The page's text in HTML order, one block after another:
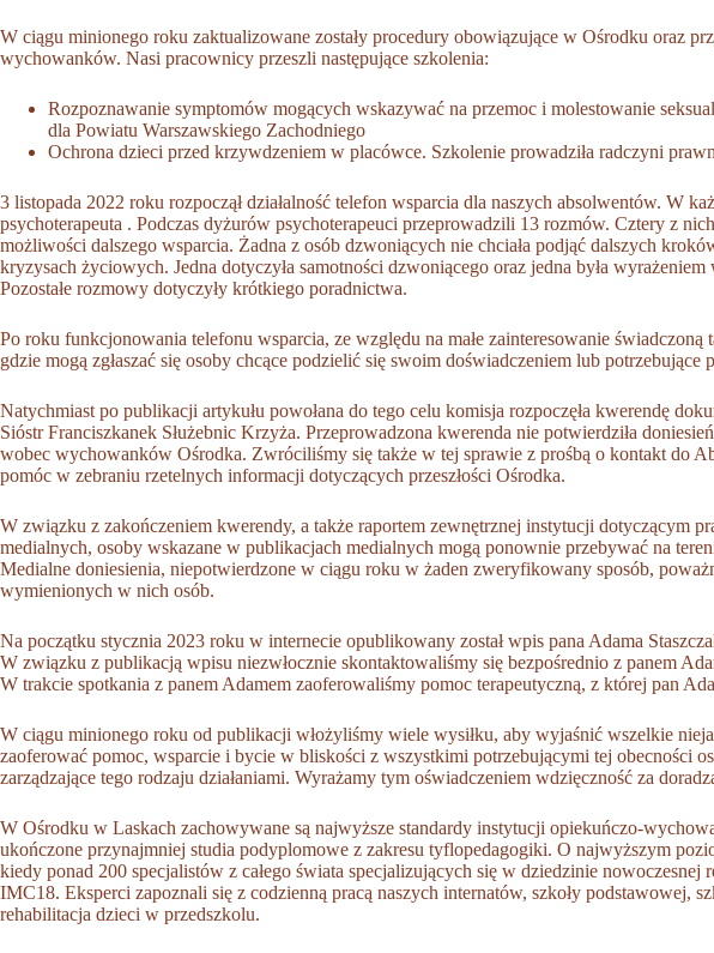
W ciągu minionego roku zaktualizowane zostały procedury obowiązujące w Ośrodku oraz
wychowanków. Nasi pracownicy przeszli następujące szkolenia:
Rozpoznawanie symptomów mogących wskazywać na przemoc i molestowanie
dla Powiatu Warszawskiego Zachodniego
Ochrona dzieci przed krzywdzeniem w placówce. Szkolenie prowadziła radczyni
3 listopada 2022 roku rozpoczął działalność telefon wsparcia dla naszych absolwentów. W
psychoterapeuta . Podczas dyżurów psychoterapeuci przeprowadzili 13 rozmów. Cztery z
możliwości dalszego wsparcia. Żadna z osób dzwoniących nie chciała podjąć dalszych
kryzysach życiowych. Jedna dotyczyła samotności dzwoniącego oraz jedna była
Pozostałe rozmowy dotyczyły krótkiego poradnictwa.
Po roku funkcjonowania telefonu wsparcia, ze względu na małe zainteresowanie
gdzie mogą zgłaszać się osoby chcące podzielić się swoim doświadczeniem lub potrzebujące
Natychmiast po publikacji artykułu powołana do tego celu komisja rozpoczęła kwerendę
Sióstr Franciszkanek Służebnic Krzyża. Przeprowadzona kwerenda nie potwierdziła
wobec wychowanków Ośrodka. Zwróciliśmy się także w tej sprawie z prośbą o kontakt do
pomóc w zebraniu rzetelnych informacji dotyczących przeszłości Ośrodka.
W związku z zakończeniem kwerendy, a także raportem zewnętrznej instytucji dotyczącym
medialnych, osoby wskazane w publikacjach medialnych mogą ponownie przebywać na
Medialne doniesienia, niepotwierdzone w ciągu roku w żaden zweryfikowany sposób,
wymienionych w nich osób.
Na początku stycznia 2023 roku w internecie opublikowany został wpis pana Adama
W związku z publikacją wpisu niezwłocznie skontaktowaliśmy się bezpośrednio z panem
W trakcie spotkania z panem Adamem zaoferowaliśmy pomoc terapeutyczną, z której pan
W ciągu minionego roku od publikacji włożyliśmy wiele wysiłku, aby wyjaśnić wszelkie
zaoferować pomoc, wsparcie i bycie w bliskości z wszystkimi potrzebującymi tej obecności
zarządzające tego rodzaju działaniami. Wyrażamy tym oświadczeniem wdzięczność za
W Ośrodku w Laskach zachowywane są najwyższe standardy instytucji opiekuńczo-
ukończone przynajmniej studia podyplomowe z zakresu tyflopedagogiki. O najwyższym
kiedy ponad 200 specjalistów z całego świata specjalizujących się w dziedzinie
IMC18. Eksperci zapoznali się z codzienną pracą naszych internatów, szkoły podstawowej,
rehabilitacja dzieci w przedszkolu.